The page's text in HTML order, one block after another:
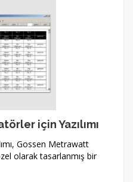
için Yazılımı
Gossen Metrawatt
olarak tasarlanmış bir